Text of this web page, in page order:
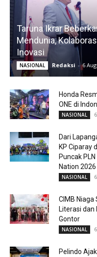
Taruna Ikrar
Mendunia,
Inovasi
NASIONAL Redaksi - 6
Honda
ONE di
NASIONAL
Dari
KP Ciparay
Puncak
Nation 2026
NASIONAL
CIMB
Literasi dan
Gontor
NASIONAL
Pelindo